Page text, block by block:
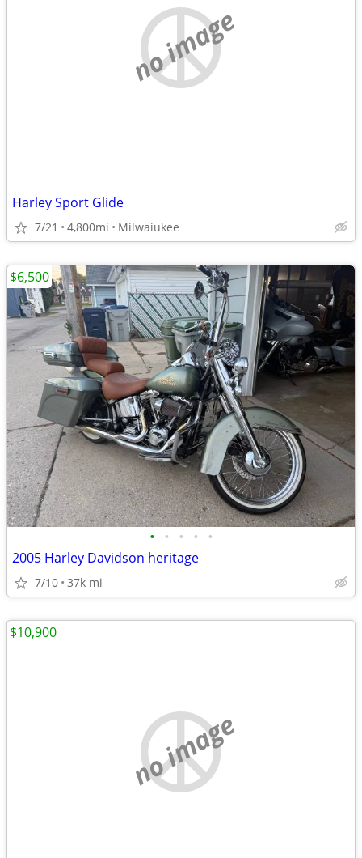
no image
Harley Sport Glide
7/21 4,800mi Milwaiukee
• • • • •
2005 Harley Davidson heritage
7/10 37k mi
$6,500
no image
$10,900